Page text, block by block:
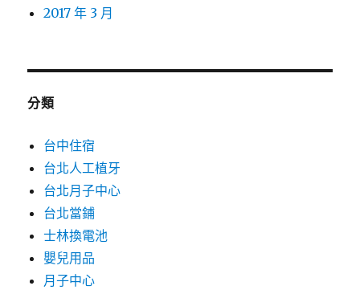
2017 年 3 月
分類
台中住宿
台北人工植牙
台北月子中心
台北當鋪
士林換電池
嬰兒用品
月子中心